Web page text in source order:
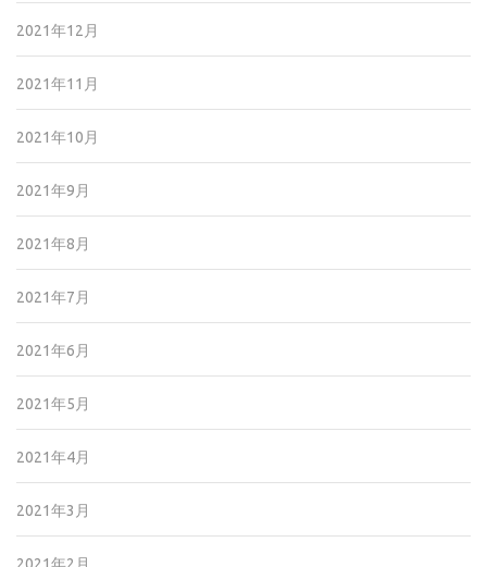
2021年12月
2021年11月
2021年10月
2021年9月
2021年8月
2021年7月
2021年6月
2021年5月
2021年4月
2021年3月